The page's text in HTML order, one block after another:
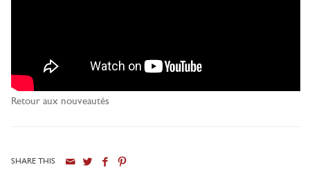
Retour aux nouveautés
SHARE THIS